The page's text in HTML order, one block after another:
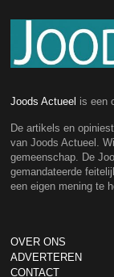
Joods Actueel is een
De artikels en
van Joods Actueel.
gemeenschap. De
gemandateerde
een eigen mening te
OVER ONS
ADVERTEREN
CONTACT